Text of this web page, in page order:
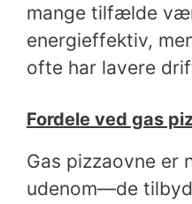
mange tilfælde
energieffektiv,
ofte har lavere
Fordele ved gas
Gas pizzaovne er
udenom—de